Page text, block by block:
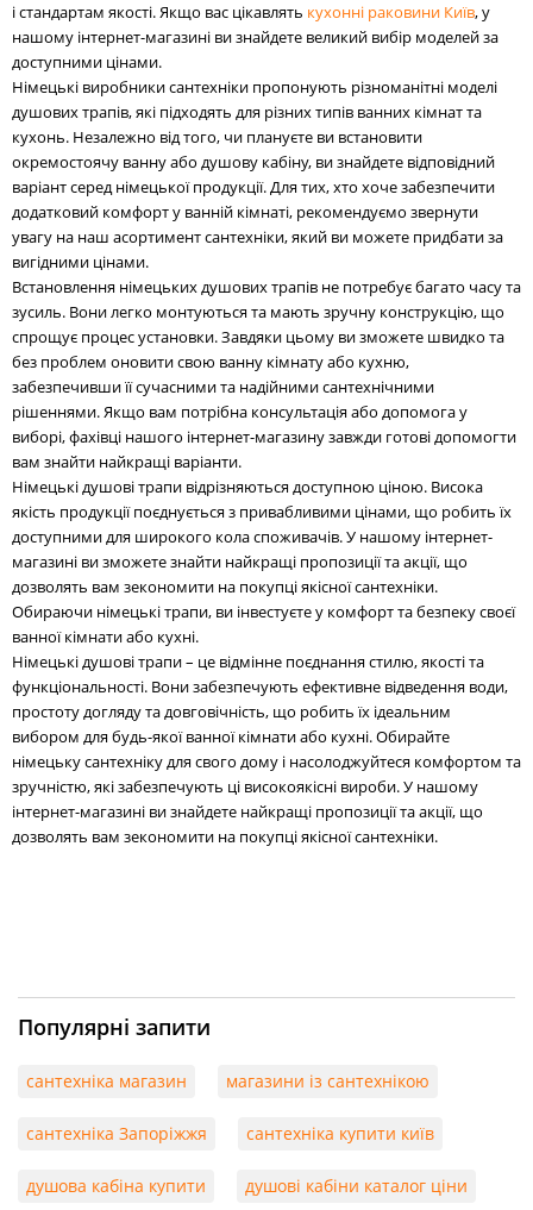
і стандартам якості. Якщо вас цікавлять кухонні раковини Київ, у
нашому інтернет-магазині ви знайдете великий вибір моделей за
доступними цінами.
Німецькі виробники сантехніки пропонують різноманітні моделі
душових трапів, які підходять для різних типів ванних кімнат та
кухонь. Незалежно від того, чи плануєте ви встановити
окремостоячу ванну або душову кабіну, ви знайдете відповідний
варіант серед німецької продукції. Для тих, хто хоче забезпечити
додатковий комфорт у ванній кімнаті, рекомендуємо звернути
увагу на наш асортимент сантехніки, який ви можете придбати за
вигідними цінами.
Встановлення німецьких душових трапів не потребує багато часу та
зусиль. Вони легко монтуються та мають зручну конструкцію, що
спрощує процес установки. Завдяки цьому ви зможете швидко та
без проблем оновити свою ванну кімнату або кухню,
забезпечивши її сучасними та надійними сантехнічними
рішеннями. Якщо вам потрібна консультація або допомога у
виборі, фахівці нашого інтернет-магазину завжди готові допомогти
вам знайти найкращі варіанти.
Німецькі душові трапи відрізняються доступною ціною. Висока
якість продукції поєднується з привабливими цінами, що робить їх
доступними для широкого кола споживачів. У нашому інтернет-
магазині ви зможете знайти найкращі пропозиції та акції, що
дозволять вам зекономити на покупці якісної сантехніки.
Обираючи німецькі трапи, ви інвестуєте у комфорт та безпеку своєї
ванної кімнати або кухні.
Німецькі душові трапи – це відмінне поєднання стилю, якості та
функціональності. Вони забезпечують ефективне відведення води,
простоту догляду та довговічність, що робить їх ідеальним
вибором для будь-якої ванної кімнати або кухні. Обирайте
німецьку сантехніку для свого дому і насолоджуйтеся комфортом та
зручністю, які забезпечують ці високоякісні вироби. У нашому
інтернет-магазині ви знайдете найкращі пропозиції та акції, що
дозволять вам зекономити на покупці якісної сантехніки.
Популярні запити
сантехніка магазин магазини із сантехнікою
сантехніка Запоріжжя сантехніка купити київ
душова кабіна купити душові кабіни каталог ціни